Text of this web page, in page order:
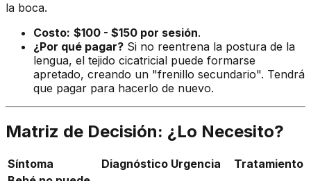
la boca.
Costo: $100 - $150 por sesión.
¿Por qué pagar? Si no reentrena la postura de la
lengua, el tejido cicatricial puede formarse
apretado, creando un "frenillo secundario". Tendrá
que pagar para hacerlo de nuevo.
Matriz de Decisión: ¿Lo Necesito?
Síntoma Diagnóstico Urgencia
Tratamiento